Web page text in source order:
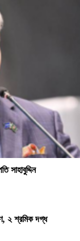
সাহাবুদ্দিন
২ শ্রমিক দগ্ধ